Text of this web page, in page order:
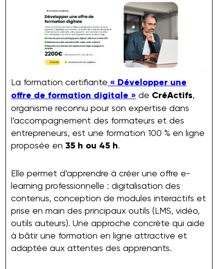
La formation certifiante « Développer une
offre de formation digitale » de CréActifs,
organisme reconnu pour son expertise dans
l’accompagnement des formateurs et des
entrepreneurs, est une formation 100 % en ligne
proposée en 35 h ou 45 h.
Elle permet d’apprendre à créer une offre e-
learning professionnelle : digitalisation des
contenus, conception de modules interactifs et
prise en main des principaux outils (LMS, vidéo,
outils auteurs). Une approche concrète qui aide
à bâtir une formation en ligne attractive et
adaptée aux attentes des apprenants.